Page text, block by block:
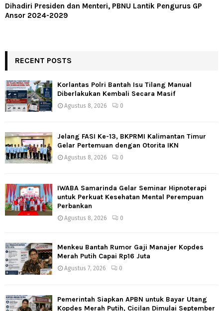
Dihadiri Presiden dan Menteri, PBNU Lantik Pengurus GP
Ansor 2024-2029
RECENT POSTS
Korlantas Polri Bantah Isu Tilang Manual
Diberlakukan Kembali Secara Masif
Agustus 8, 2026 0
Jelang FASI Ke-13, BKPRMI Kalimantan Timur
Gelar Pertemuan dengan Otorita IKN
Agustus 8, 2026 0
IWABA Samarinda Gelar Seminar Hipnoterapi
untuk Perkuat Kesehatan Mental Perempuan
Perbankan
Agustus 8, 2026 0
Menkeu Bantah Rumor Gaji Manajer Kopdes
Merah Putih Capai Rp16 Juta
Agustus 7, 2026 0
Pemerintah Siapkan APBN untuk Bayar Utang
Kopdes Merah Putih, Cicilan Dimulai September